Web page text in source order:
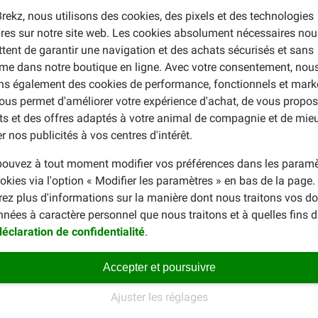
nous utilisons des cookies, des pixels et des technologies
sur notre site web. Les cookies absolument nécessaires
de garantir une navigation et des achats sécurisés et sans
dans notre boutique en ligne. Avec votre consentement,
également des cookies de performance, fonctionnels et
permet d'améliorer votre expérience d'achat, de vous
et des offres adaptés à votre animal de compagnie et de
nos publicités à vos centres d'intérêt.
à tout moment modifier vos préférences dans les
via l'option « Modifier les paramètres » en bas de la page.
plus d'informations sur la manière dont nous traitons vos
à caractère personnel que nous traitons et à quelles fins
de confidentialité.
Accepter et poursuivre
Ajuster les réglages
18 mois 24 mois
350 g
-
400 g
-
450 g
-
495 g
495 g
760 g
755 g
920 g 910 g
fraîche pour votre chien. Ne passez pas à Eukanuba d'un
en au moins 2 repas. La durée de conservation des
si vous suivez l'utilisation recommandée.